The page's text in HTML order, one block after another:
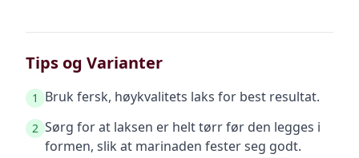
Tips og Varianter
1 Bruk fersk, høykvalitets laks for best resultat.
2 Sørg for at laksen er helt tørr før den legges i
formen, slik at marinaden fester seg godt.